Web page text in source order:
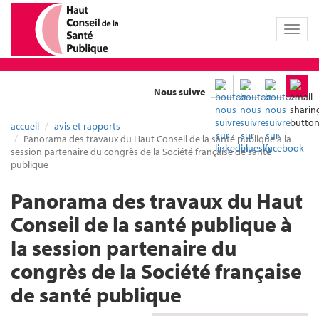
Toggle
Nous suivre
accueil
avis et rapports
Panorama des travaux du Haut Conseil de la santé publique à la
session partenaire du congrès de la Société française de santé
publique
Panorama des travaux du Haut
Conseil de la santé publique à
la session partenaire du
congrès de la Société française
de santé publique